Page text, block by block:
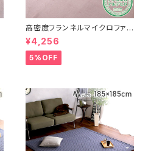
高密度フランネルマイクロファイ
バー・ラグマットLサイズ（200×2
50cm）洗えるラグマット｜ナル
トレア
¥4,256
5%OFF